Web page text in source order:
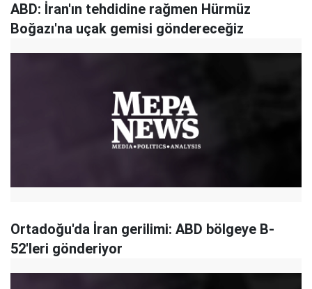
ABD: İran'ın tehdidine rağmen Hürmüz
Boğazı'na uçak gemisi göndereceğiz
Ortadoğu'da İran gerilimi: ABD bölgeye B-
52'leri gönderiyor